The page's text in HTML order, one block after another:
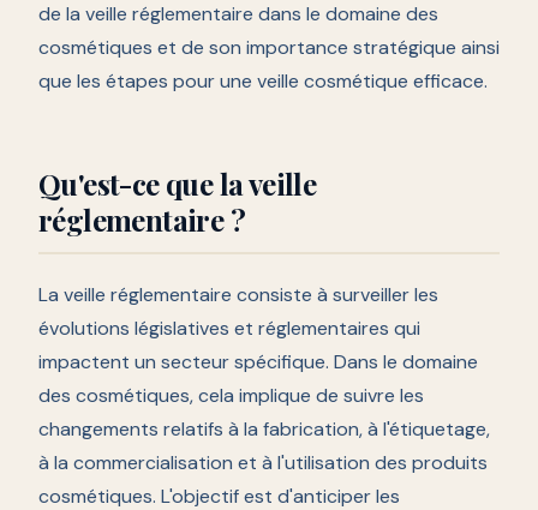
de la veille réglementaire dans le domaine des
cosmétiques et de son importance stratégique ainsi
que les étapes pour une veille cosmétique efficace.
Qu'est-ce que la veille
réglementaire ?
La veille réglementaire consiste à surveiller les
évolutions législatives et réglementaires qui
impactent un secteur spécifique. Dans le domaine
des cosmétiques, cela implique de suivre les
changements relatifs à la fabrication, à l'étiquetage,
à la commercialisation et à l'utilisation des produits
cosmétiques. L'objectif est d'anticiper les